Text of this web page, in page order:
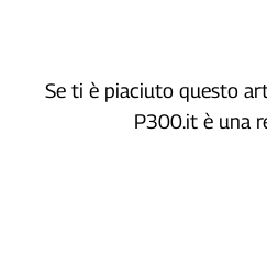
Se ti è piaciuto questo
P300.it è una